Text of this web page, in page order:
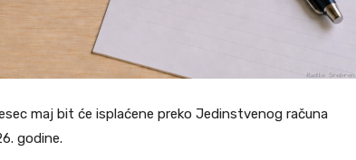
maj bit će isplaćene preko Jedinstvenog računa
godine.